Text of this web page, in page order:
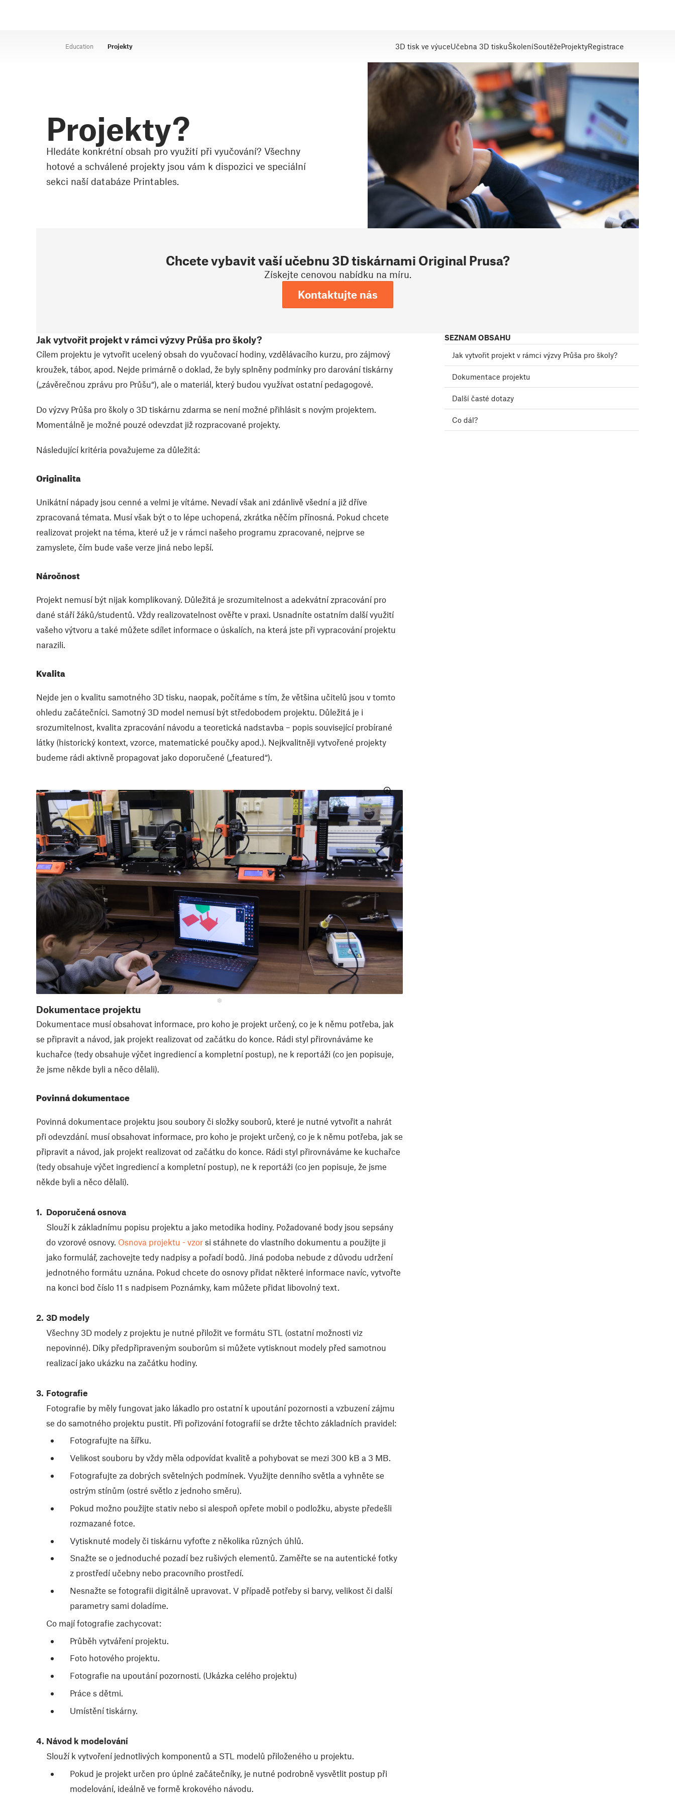
Education Projekty 3D tisk ve výuceUčebna 3D tiskuŠkoleníSoutěžeProjektyRegistrace
Projekty?
Hledáte konkrétní obsah pro využití při vyučování? Všechny
hotové a schválené projekty jsou vám k dispozici ve speciální
sekci naší databáze Printables.
Chcete vybavit vaší učebnu 3D tiskárnami Original Prusa?
Získejte cenovou nabídku na míru.
Kontaktujte nás
Jak vytvořit projekt v rámci výzvy Průša pro školy?
Cílem projektu je vytvořit ucelený obsah do vyučovací hodiny, vzdělávacího kurzu, pro zájmový
kroužek, tábor, apod. Nejde primárně o doklad, že byly splněny podmínky pro darování tiskárny
(„závěrečnou zprávu pro Průšu“), ale o materiál, který budou využívat ostatní pedagogové.
Do výzvy Průša pro školy o 3D tiskárnu zdarma se není možné přihlásit s novým projektem.
Momentálně je možné pouzé odevzdat již rozpracované projekty.
Následující kritéria považujeme za důležitá:
Originalita
Unikátní nápady jsou cenné a velmi je vítáme. Nevadí však ani zdánlivě všední a již dříve
zpracovaná témata. Musí však být o to lépe uchopená, zkrátka něčím přínosná. Pokud chcete
realizovat projekt na téma, které už je v rámci našeho programu zpracované, nejprve se
zamyslete, čím bude vaše verze jiná nebo lepší.
Náročnost
Projekt nemusí být nijak komplikovaný. Důležitá je srozumitelnost a adekvátní zpracování pro
dané stáří žáků/studentů. Vždy realizovatelnost ověřte v praxi. Usnadníte ostatním další využití
vašeho výtvoru a také můžete sdílet informace o úskalích, na která jste při vypracování projektu
narazili.
Kvalita
Nejde jen o kvalitu samotného 3D tisku, naopak, počítáme s tím, že většina učitelů jsou v tomto
ohledu začátečníci. Samotný 3D model nemusí být středobodem projektu. Důležitá je i
srozumitelnost, kvalita zpracování návodu a teoretická nadstavba – popis související probírané
látky (historický kontext, vzorce, matematické poučky apod.). Nejkvalitněji vytvořené projekty
budeme rádi aktivně propagovat jako doporučené („featured“).
Dokumentace projektu
Dokumentace musí obsahovat informace, pro koho je projekt určený, co je k němu potřeba, jak
se připravit a návod, jak projekt realizovat od začátku do konce. Rádi styl přirovnáváme ke
kuchařce (tedy obsahuje výčet ingrediencí a kompletní postup), ne k reportáži (co jen popisuje,
že jsme někde byli a něco dělali).
Povinná dokumentace
Povinná dokumentace projektu jsou soubory či složky souborů, které je nutné vytvořit a nahrát
při odevzdání. musí obsahovat informace, pro koho je projekt určený, co je k němu potřeba, jak se
připravit a návod, jak projekt realizovat od začátku do konce. Rádi styl přirovnáváme ke kuchařce
(tedy obsahuje výčet ingrediencí a kompletní postup), ne k reportáži (co jen popisuje, že jsme
někde byli a něco dělali).
Doporučená osnova
Slouží k základnímu popisu projektu a jako metodika hodiny. Požadované body jsou sepsány
do vzorové osnovy. Osnova projektu - vzor si stáhnete do vlastního dokumentu a použijte ji
jako formulář, zachovejte tedy nadpisy a pořadí bodů. Jiná podoba nebude z důvodu udržení
jednotného formátu uznána. Pokud chcete do osnovy přidat některé informace navíc, vytvořte
na konci bod číslo 11 s nadpisem Poznámky, kam můžete přidat libovolný text.
3D modely
Všechny 3D modely z projektu je nutné přiložit ve formátu STL (ostatní možnosti viz
nepovinné). Díky předpřipraveným souborům si můžete vytisknout modely před samotnou
realizací jako ukázku na začátku hodiny.
Fotografie
Fotografie by měly fungovat jako lákadlo pro ostatní k upoutání pozornosti a vzbuzení zájmu
se do samotného projektu pustit. Při pořizování fotografií se držte těchto základních pravidel:
Fotografujte na šířku.
Velikost souboru by vždy měla odpovídat kvalitě a pohybovat se mezi 300 kB a 3 MB.
Fotografujte za dobrých světelných podmínek. Využijte denního světla a vyhněte se
ostrým stínům (ostré světlo z jednoho směru).
Pokud možno použijte stativ nebo si alespoň opřete mobil o podložku, abyste předešli
rozmazané fotce.
Vytisknuté modely či tiskárnu vyfoťte z několika různých úhlů.
Snažte se o jednoduché pozadí bez rušivých elementů. Zaměřte se na autentické fotky
z prostředí učebny nebo pracovního prostředí.
Nesnažte se fotografii digitálně upravovat. V případě potřeby si barvy, velikost či další
parametry sami doladíme.
Co mají fotografie zachycovat:
Průběh vytváření projektu.
Foto hotového projektu.
Fotografie na upoutání pozornosti. (Ukázka celého projektu)
Práce s dětmi.
Umístění tiskárny.
Návod k modelování
Slouží k vytvoření jednotlivých komponentů a STL modelů přiloženého u projektu.
Pokud je projekt určen pro úplné začátečníky, je nutné podrobně vysvětlit postup při
modelování, ideálně ve formě krokového návodu.
SEZNAM OBSAHU
Jak vytvořit projekt v rámci výzvy Průša pro školy?
Dokumentace projektu
Další časté dotazy
Co dál?